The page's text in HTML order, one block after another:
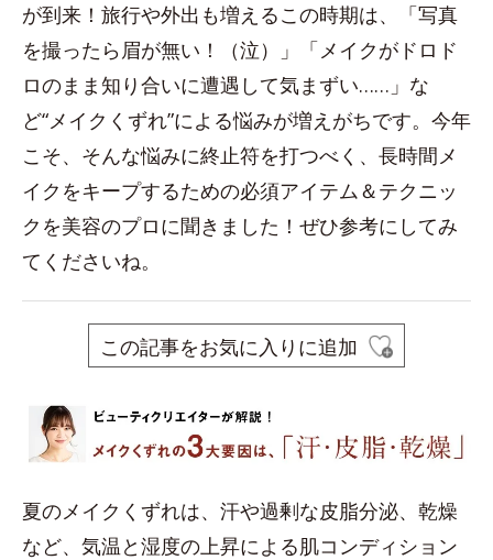
が到来！旅行や外出も増えるこの時期は、「写真
を撮ったら眉が無い！（泣）」「メイクがドロド
ロのまま知り合いに遭遇して気まずい……」な
ど“メイクくずれ”による悩みが増えがちです。今年
こそ、そんな悩みに終止符を打つべく、長時間メ
イクをキープするための必須アイテム＆テクニッ
クを美容のプロに聞きました！ぜひ参考にしてみ
てくださいね。
この記事をお気に入りに追加
夏のメイクくずれは、汗や過剰な皮脂分泌、乾燥
など、気温と湿度の上昇による肌コンディション